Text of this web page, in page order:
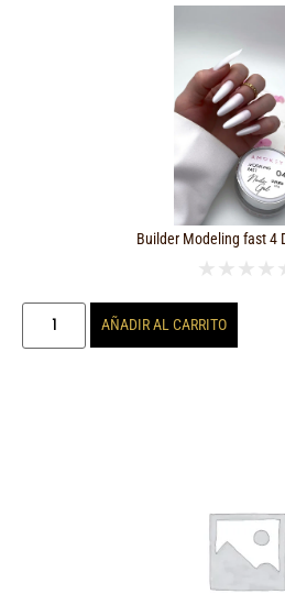
Builder Modeling fast 4
★ ★ ★ ★
AÑADIR AL CARRITO